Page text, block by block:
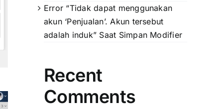
Error “Tidak dapat menggunakan
akun ‘Penjualan’. Akun tersebut
adalah induk” Saat Simpan Modifier
Recent
Comments